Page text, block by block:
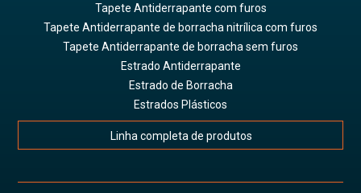
Tapete Antiderrapante com furos
Tapete Antiderrapante de borracha nitrílica com furos
Tapete Antiderrapante de borracha sem furos
Estrado Antiderrapante
Estrado de Borracha
Estrados Plásticos
Linha completa de produtos